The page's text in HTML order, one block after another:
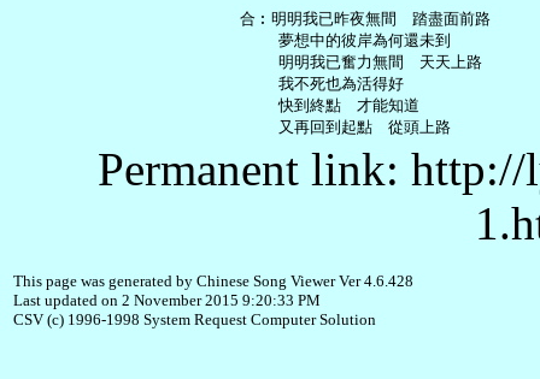
   合︰明明我已昨夜無間　踏盡面前路
       夢想中的彼岸為何還未到
       明明我已奮力無間　天天上路
       我不死也為活得好
       快到終點　才能知道
Permanent link:
This page was generated by Chinese Song Viewer Ver 4.6.428
Last updated on 2 November 2015 9:20:33 PM
CSV (c) 1996-1998 System Request Computer Solution